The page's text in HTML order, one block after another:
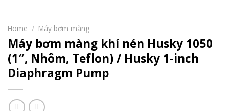
Home / Máy bơm màng
Máy bơm màng khí nén Husky 1050
(1″, Nhôm, Teflon) / Husky 1-inch
Diaphragm Pump